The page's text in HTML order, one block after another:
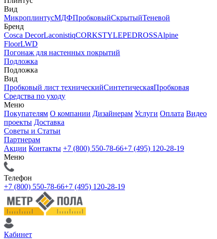
Вид
МикроплинтусМДФПробковыйСкрытыйТеневой
Бренд
Cosca DecorLaconistiqCORKSTYLEPEDROSSAlpine
FloorLWD
Погонаж для настенных покрытий
Подложка
Подложка
Вид
Пробковый лист техническийСинтетическаяПробковая
Средства по уходу
Меню
Покупателям О компании Дизайнерам Услуги Оплата Видео
проекты Доставка
Советы и Статьи
Партнерам
Акции Контакты +7 (800) 550-78-66+7 (495) 120-28-19
Меню
Телефон
+7 (800) 550-78-66+7 (495) 120-28-19
Кабинет